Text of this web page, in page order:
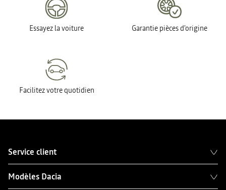
Essayez la voiture Garantie pièces d'origine
Facilitez votre quotidien
Service client
Modèles Dacia